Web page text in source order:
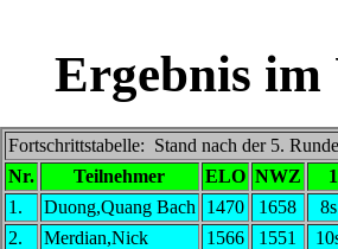
Ergebnis
Fortschrittstabelle: Stand nach der 5.
Nr.
Teilnehmer ELO NWZ
1
1.
Duong,Quang Bach 1470 1658
2.
Merdian,Nick 1566 1551